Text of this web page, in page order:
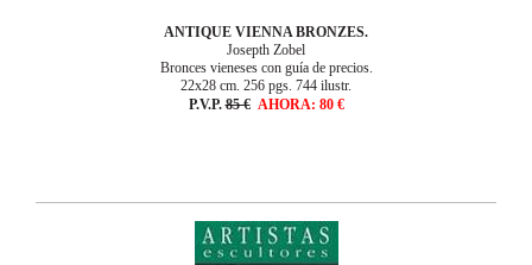
ANTIQUE VIENNA BRONZES.
Josepth Zobel
Bronces vieneses con guía de precios.
22x28 cm. 256 pgs. 744 ilustr.
P.V.P.85 € AHORA: 80 €